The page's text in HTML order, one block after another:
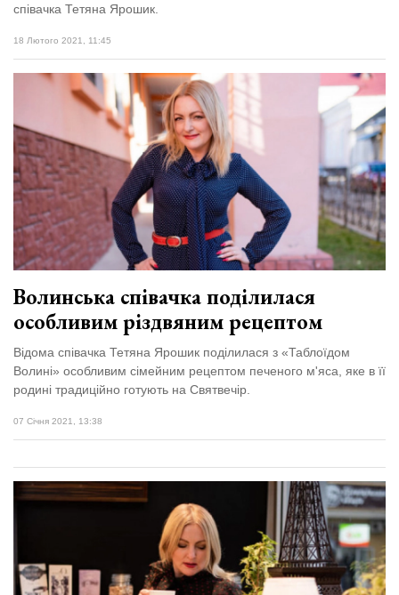
співачка Тетяна Ярошик.
18 Лютого 2021, 11:45
Волинська співачка поділилася
особливим різдвяним рецептом
Відома співачка Тетяна Ярошик поділилася з «Таблоїдом
Волині» особливим сімейним рецептом печеного м'яса, яке в її
родині традиційно готують на Святвечір.
07 Січня 2021, 13:38